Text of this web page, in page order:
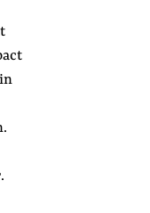
LinkedIn